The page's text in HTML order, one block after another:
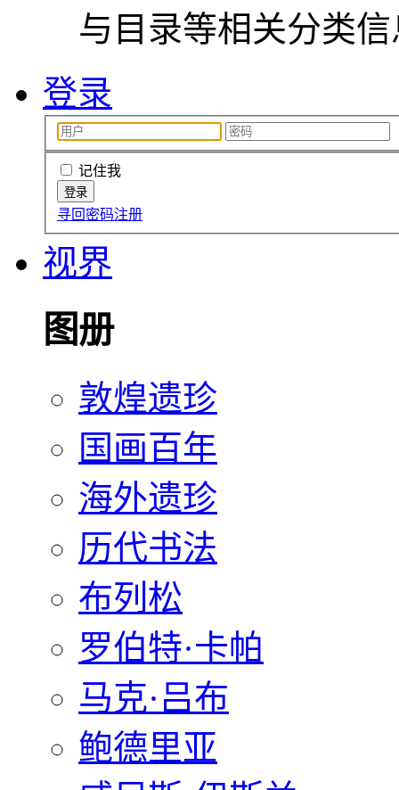
与目录等相关分类
登录
记住我
寻回密码注册
视界
图册
敦煌遗珍
国画百年
海外遗珍
历代书法
布列松
罗伯特·卡帕
马克·吕布
鲍德里亚